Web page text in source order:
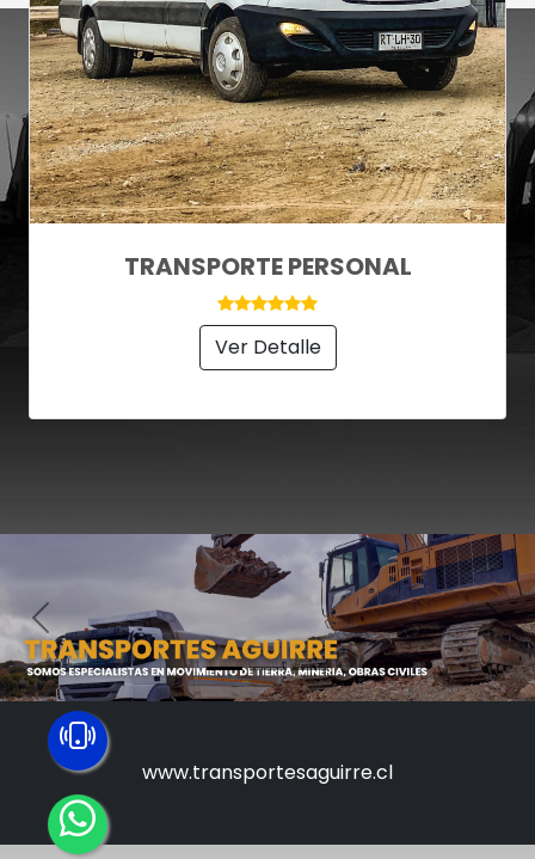
TRANSPORTE PERSONAL
Ver Detalle
Anterior
www.transportesaguirre.cl